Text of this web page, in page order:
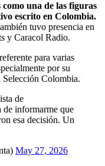
una de las figuras
escrito en Colombia.
tuvo presencia en
y Caracol Radio.
para varias
por su
Colombia.
de
de informarme que
esa decisión. Un
May 27, 2026